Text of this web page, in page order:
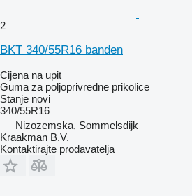
2
BKT 340/55R16 banden
Cijena na upit
Guma za poljoprivredne prikolice
Stanje novi
340/55R16
Nizozemska, Sommelsdijk
Kraakman B.V.
Kontaktirajte prodavatelja